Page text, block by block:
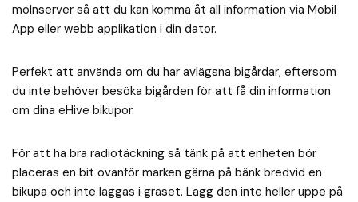
molnserver så att du kan komma åt all information via Mobil
App eller webb applikation i din dator.
Perfekt att använda om du har avlägsna bigårdar, eftersom
du inte behöver besöka bigården för att få din information
om dina eHive bikupor.
För att ha bra radiotäckning så tänk på att enheten bör
placeras en bit ovanför marken gärna på bänk bredvid en
bikupa och inte läggas i gräset. Lägg den inte heller uppe på